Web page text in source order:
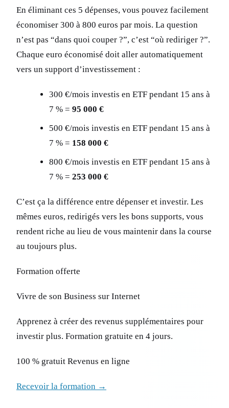
En éliminant ces 5 dépenses, vous pouvez facilement
économiser 300 à 800 euros par mois. La question
n’est pas “dans quoi couper ?”, c’est “où rediriger ?”.
Chaque euro économisé doit aller automatiquement
vers un support d’investissement :
300 €/mois investis en ETF pendant 15 ans à
7 % = 95 000 €
500 €/mois investis en ETF pendant 15 ans à
7 % = 158 000 €
800 €/mois investis en ETF pendant 15 ans à
7 % = 253 000 €
C’est ça la différence entre dépenser et investir. Les
mêmes euros, redirigés vers les bons supports, vous
rendent riche au lieu de vous maintenir dans la course
au toujours plus.
Formation offerte
Vivre de son Business sur Internet
Apprenez à créer des revenus supplémentaires pour
investir plus. Formation gratuite en 4 jours.
100 % gratuit Revenus en ligne
Recevoir la formation →